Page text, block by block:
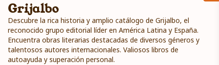
Grijalbo
Descubre la rica historia y amplio catálogo de Grijalbo, el
reconocido grupo editorial líder en América Latina y España.
Encuentra obras literarias destacadas de diversos géneros y
talentosos autores internacionales. Valiosos libros de
autoayuda y superación personal.